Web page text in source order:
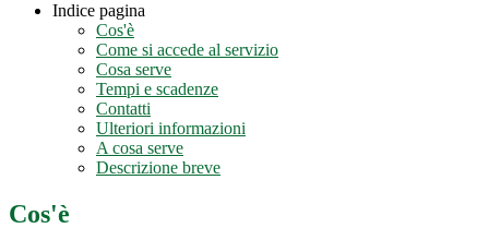
Indice pagina
Cos'è
Come si accede al servizio
Cosa serve
Tempi e scadenze
Contatti
Ulteriori informazioni
A cosa serve
Descrizione breve
Cos'è